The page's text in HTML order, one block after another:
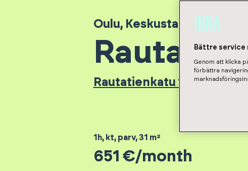
Oulu, Keskusta
Rautatienkatu 19 - Asunto
1h, kt, parv,31 m²
651 €/month
Bättre service
Genom att klicka
förbättra